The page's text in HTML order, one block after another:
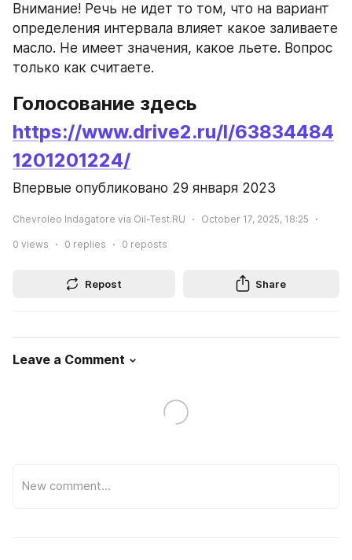
Внимание! Речь не идет то том, что на вариант
определения интервала влияет какое заливаете
масло. Не имеет значения, какое льете. Вопрос
только как считаете.
https://www.drive2.ru/l/63834484
1201201224/
Впервые опубликовано 29 января 2023
Chevroleo Indagatore via Oil-Test.RU October 17, 2025, 18:25
0 views 0 replies 0 reposts
Repost Share
Leave a Comment